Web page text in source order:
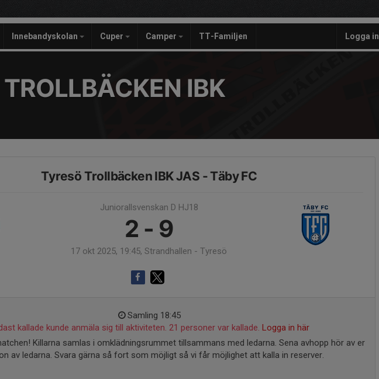
Innebandyskolan Cuper Camper TT-Familjen Logga in
IBK
Tyresö Trollbäcken IBK JAS - Täby FC
Juniorallsvenskan D HJ18
2 - 9
17 okt 2025, 19:45, Strandhallen - Tyresö
Samling 18:45
kallade kunde anmäla sig till aktiviteten. 21 personer var kallade. Logga in här
Killarna samlas i omklädningsrummet tillsammans med ledarna. Sena avhopp hör av er
av ledarna. Svara gärna så fort som möjligt så vi får möjlighet att kalla in reserver.